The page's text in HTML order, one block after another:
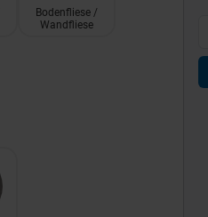
Bodenfliese /
Wandfliese